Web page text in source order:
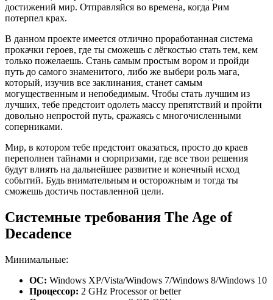
достижений мир. Отправляйся во времена, когда Рим
потерпел крах.
В данном проекте имеется отлично проработанная система
прокачки героев, где ты сможешь с лёгкостью стать тем, кем
только пожелаешь. Стань самым простым вором и пройди
путь до самого знаменитого, либо же выбери роль мага,
который, изучив все заклинания, станет самым
могущественным и непобедимым. Чтобы стать лучшим из
лучших, тебе предстоит одолеть массу препятствий и пройти
довольно непростой путь, сражаясь с многочисленными
соперниками.
Мир, в котором тебе предстоит оказаться, просто до краев
переполнен тайнами и сюрпризами, где все твои решения
будут влиять на дальнейшее развитие и конечный исход
событий. Будь внимательным и осторожным и тогда ты
сможешь достичь поставленной цели.
Системные требования The Age of
Decadence
Минимальные:
ОС: Windows XP/Vista/Windows 7/Windows 8/Windows 10
Процессор: 2 GHz Processor or better